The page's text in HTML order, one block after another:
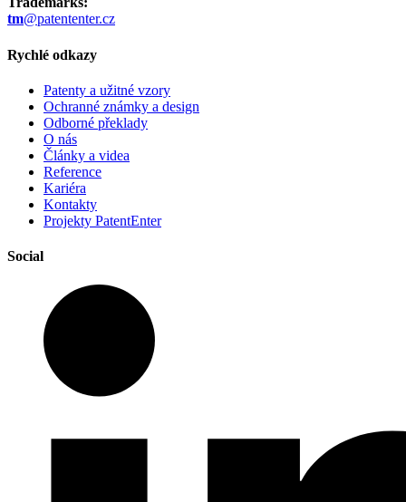
tm@patententer.cz
Rychlé odkazy
Patenty a užitné vzory
Ochranné známky a design
Odborné překlady
O nás
Články a videa
Reference
Kariéra
Kontakty
Projekty PatentEnter
Social